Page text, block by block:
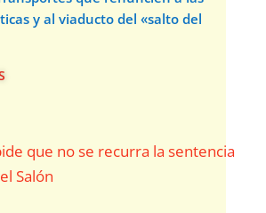
y al viaducto del «salto del